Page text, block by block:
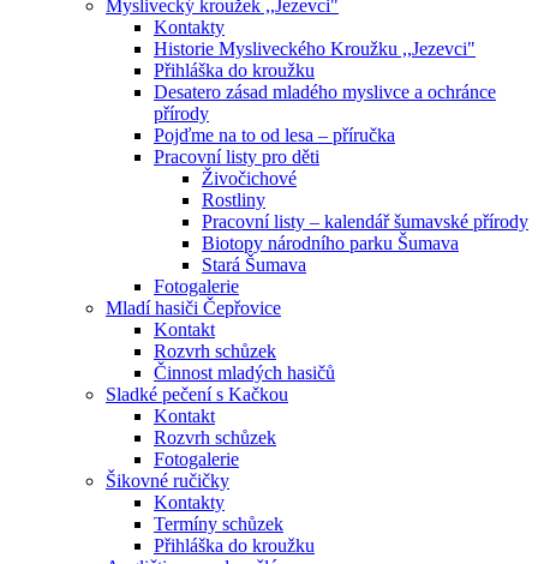
Myslivecký kroužek ,,Jezevci"
Kontakty
Historie Mysliveckého Kroužku ,,Jezevci"
Přihláška do kroužku
Desatero zásad mladého myslivce a ochránce
přírody
Pojďme na to od lesa – příručka
Pracovní listy pro děti
Živočichové
Rostliny
Pracovní listy – kalendář šumavské přírody
Biotopy národního parku Šumava
Stará Šumava
Fotogalerie
Mladí hasiči Čepřovice
Kontakt
Rozvrh schůzek
Činnost mladých hasičů
Sladké pečení s Kačkou
Kontakt
Rozvrh schůzek
Fotogalerie
Šikovné ručičky
Kontakty
Termíny schůzek
Přihláška do kroužku